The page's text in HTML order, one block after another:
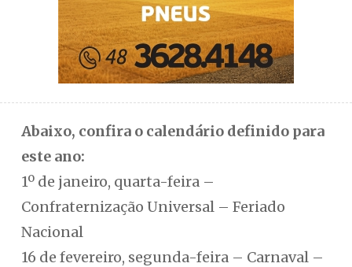
Abaixo, confira o calendário definido para
este ano:
1º de janeiro, quarta-feira –
Confraternização Universal – Feriado
Nacional
16 de fevereiro, segunda-feira – Carnaval –